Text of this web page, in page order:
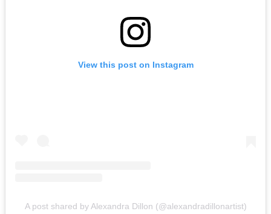
View this post on Instagram
A post shared by Alexandra Dillon (@alexandradillonartist)